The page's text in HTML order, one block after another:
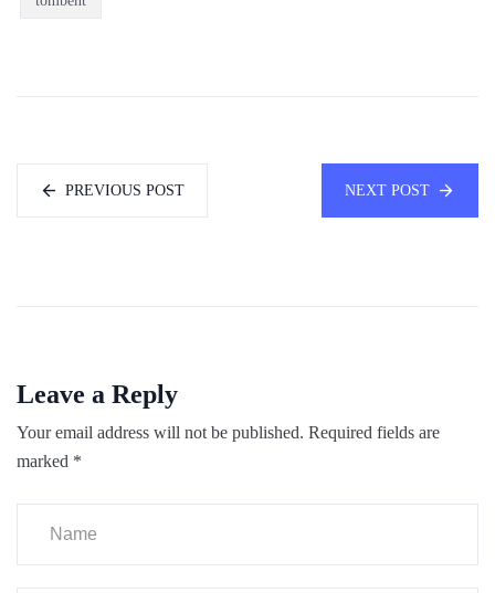
PREVIOUS POST NEXT POST
Leave a Reply
Your email address will not be published. Required fields are
marked *